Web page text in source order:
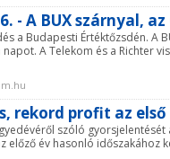
- A BUX szárnyal,
a Budapesti Értéktőzsdén. A
A Telekom és a Richter
rekord profit az
szóló
előző év hasonló időszakához